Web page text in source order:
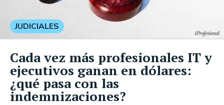
JUDICIALES
Cada vez más profesionales IT y
ejecutivos ganan en dólares:
¿qué pasa con las
indemnizaciones?